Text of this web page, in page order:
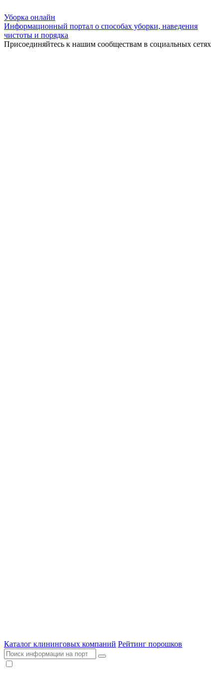
Уборка онлайн
Информационный портал о способах уборки, наведения
чистоты и порядка
Присоединяйтесь к нашим сообществам в социальных сетях
Каталог клининговых компаний Рейтинг порошков